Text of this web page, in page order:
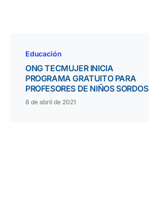
Educación
ONG TECMUJER INICIA
PROGRAMA GRATUITO PARA
PROFESORES DE NIÑOS SORDOS
8 de abril de 2021